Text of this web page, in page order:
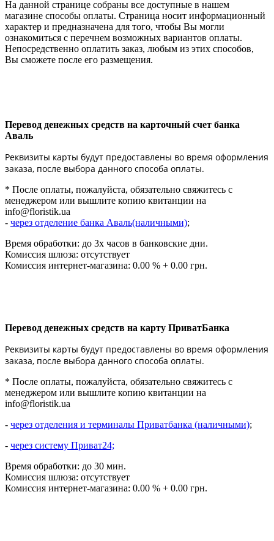
На данной странице собраны все доступные в нашем
магазине способы оплаты. Страница носит информационный
характер и предназначена для того, чтобы Вы могли
ознакомиться с перечнем возможных вариантов оплаты.
Непосредственно оплатить заказ, любым из этих способов,
Вы сможете после его размещения.
Перевод денежных средств на карточный счет банка
Аваль
Реквизиты карты будут предоставлены во время оформления
заказа, после выбора данного способа оплаты.
* После оплаты, пожалуйста, обязательно свяжитесь с
менеджером или вышлите копию квитанции на
info@floristik.ua
- через отделение банка Аваль(наличными);
Время обработки: до 3х часов в банковские дни.
Комиссия шлюза: отсутствует
Комиссия интернет-магазина: 0.00 % + 0.00 грн.
Перевод денежных средств на карту ПриватБанка
Реквизиты карты будут предоставлены во время оформления
заказа, после выбора данного способа оплаты.
* После оплаты, пожалуйста, обязательно свяжитесь с
менеджером или вышлите копию квитанции на
info@floristik.ua
- через отделения и терминалы Приватбанка (наличными);
- через систему Приват24;
Время обработки: до 30 мин.
Комиссия шлюза: отсутствует
Комиссия интернет-магазина: 0.00 % + 0.00 грн.